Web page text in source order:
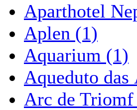
Aparthotel
Aplen (1)
Aquarium (1)
Aqueduto
Arc de